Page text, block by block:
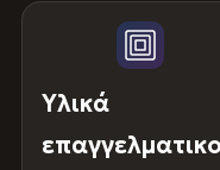
100% πολυεστέρας
270 g/m² · Ελαφρώς
75% βαμβάκι,
300 g/m² · Ματ
Προστατευτική
Κάθε καμβάς τυλίγεται
και στη συνέχεια
χαρτόνι. Χιλιάδες
Ευρώπη από το 2013 - η
Υλικά